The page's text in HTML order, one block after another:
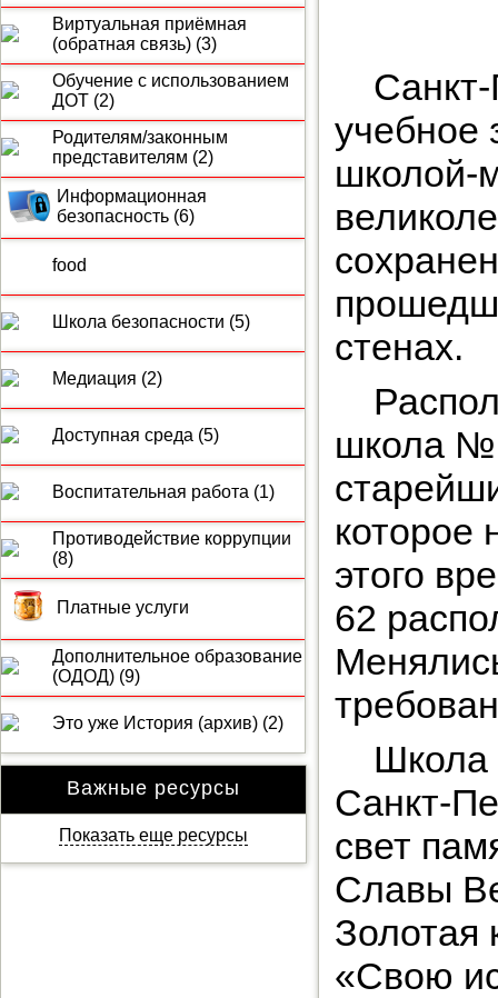
Виртуальная приёмная
(обратная связь) (3)
Обучение с использованием
ДОТ (2)
Родителям/законным
представителям (2)
Информационная
безопасность (6)
food
Школа безопасности (5)
Медиация (2)
Доступная среда (5)
Воспитательная работа (1)
Противодействие коррупции
(8)
Платные услуги
Дополнительное образование
(ОДОД) (9)
Это уже История (архив) (2)
Важные ресурсы
Показать еще ресурсы
учебное
школой-
стенах.
школа №
которое
этого
62
Школа
Санкт-
свет
Славы
Золотая
«Свою